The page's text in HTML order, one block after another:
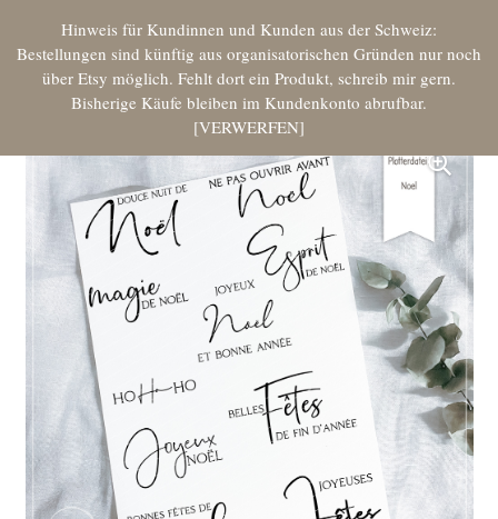
Hinweis für Kundinnen und Kunden aus der Schweiz:
Bestellungen sind künftig aus organisatorischen Gründen nur noch
über Etsy möglich. Fehlt dort ein Produkt, schreib mir gern.
Bisherige Käufe bleiben im Kundenkonto abrufbar.
VERWERFEN